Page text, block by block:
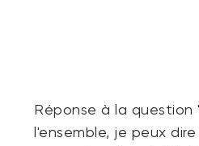
Réponse à la question
l'ensemble, je peux